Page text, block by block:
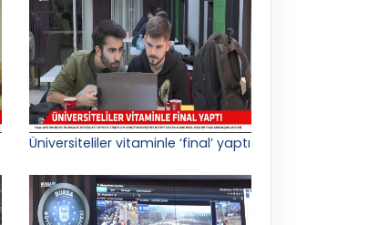
Üniversiteliler vitaminle ‘final’ yaptı